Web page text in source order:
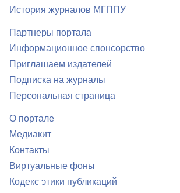
История журналов МГППУ
Партнеры портала
Информационное спонсорство
Приглашаем издателей
Подписка на журналы
Персональная страница
О портале
Медиакит
Контакты
Виртуальные фоны
Кодекс этики публикаций